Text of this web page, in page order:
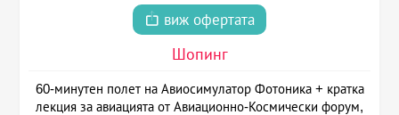
виж офертата
Шопинг
60-минутен полет на Авиосимулатор Фотоника + кратка
лекция за авиацията от Авиационно-Космически форум,